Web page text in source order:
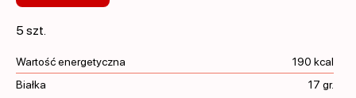
5 szt.
Wartość energetyczna
190 kcal
Białka
17 gr.